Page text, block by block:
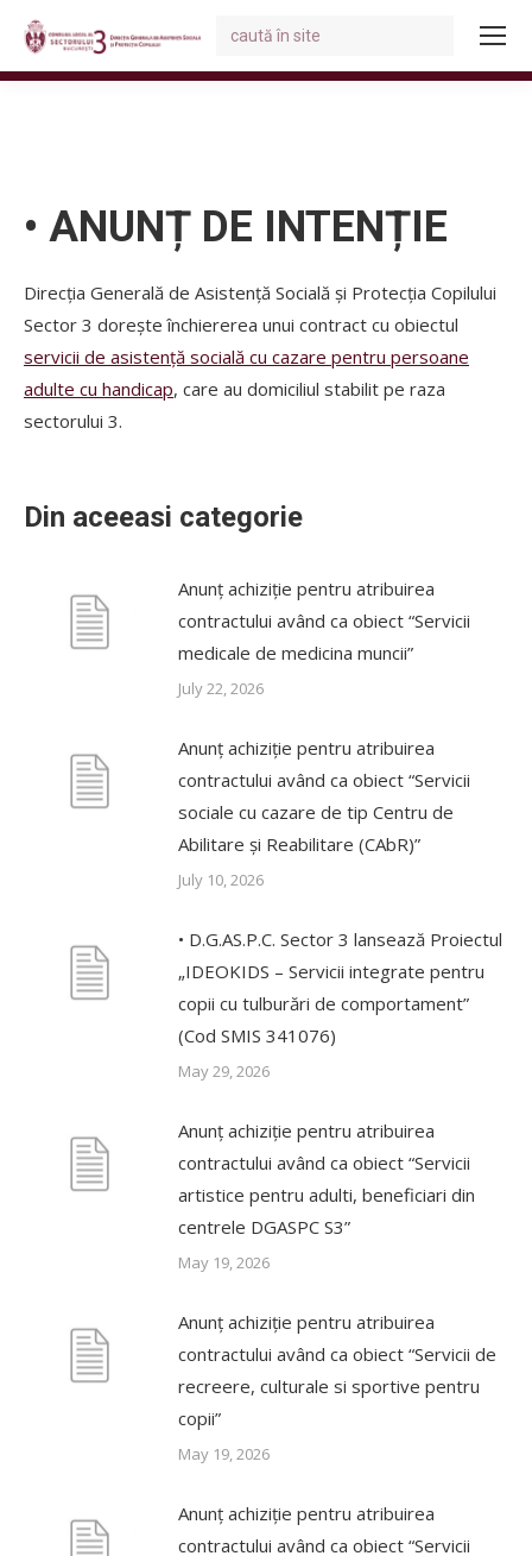
Search:
• ANUNȚ DE INTENȚIE
Direcția Generală de Asistență Socială și Protecția Copilului
Sector 3 dorește închiererea unui contract cu obiectul
servicii de asistență socială cu cazare pentru persoane
adulte cu handicap, care au domiciliul stabilit pe raza
sectorului 3.
Din aceeasi categorie
Anunț achiziție pentru atribuirea
contractului având ca obiect “Servicii
medicale de medicina muncii”
July 22, 2026
Anunț achiziție pentru atribuirea
contractului având ca obiect “Servicii
sociale cu cazare de tip Centru de
Abilitare și Reabilitare (CAbR)”
July 10, 2026
• D.G.AS.P.C. Sector 3 lansează Proiectul
„IDEOKIDS – Servicii integrate pentru
copii cu tulburări de comportament”
(Cod SMIS 341076)
May 29, 2026
Anunț achiziție pentru atribuirea
contractului având ca obiect “Servicii
artistice pentru adulti, beneficiari din
centrele DGASPC S3”
May 19, 2026
Anunț achiziție pentru atribuirea
contractului având ca obiect “Servicii de
recreere, culturale si sportive pentru
copii”
May 19, 2026
Anunț achiziție pentru atribuirea
contractului având ca obiect “Servicii